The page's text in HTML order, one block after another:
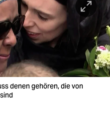
denen gehören, die von